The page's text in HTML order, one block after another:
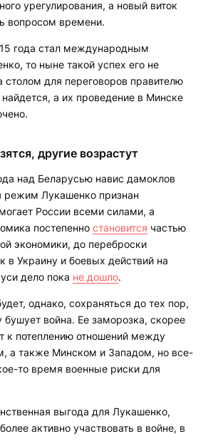
урегулирования, а новый виток
вопросом времени.
года стал международным
то ныне такой успех его не
столом для переговоров правителю
а их проведение в Минске
другие возрастут
над Беларусью навис дамоклов
режим Лукашенко признан
России всеми силами, а
постепенно становится частью
экономики, до переброски
в Украину и боевых действий на
дело пока не дошло.
однако, сохраняться до тех пор,
бушует война. Ее заморозка, скорее
к потеплению отношений между
а также Минском и Западом, но все-
то время военные риски для
выгода для Лукашенко,
активно участвовать в войне, в